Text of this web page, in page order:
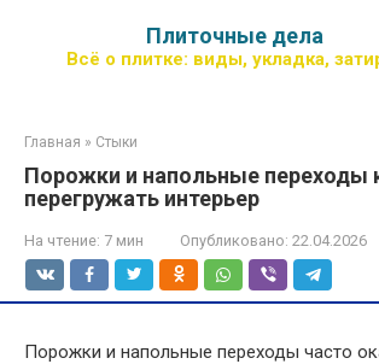
контенту
Плиточные дела
Всё о плитке: виды, укладка,
Главная » Стыки
Порожки и напольные переходы
перегружать интерьер
На чтение: 7 мин Опубликовано: 22.04.2026
Порожки и напольные переходы часто